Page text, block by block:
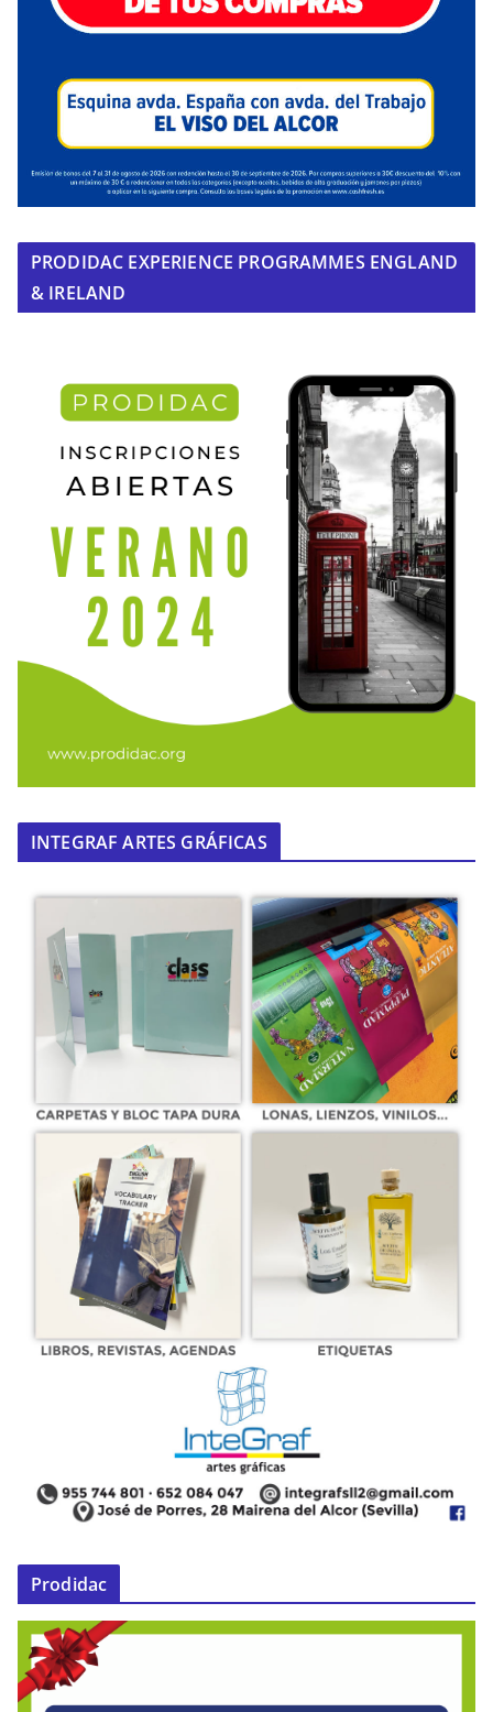
PRODIDAC EXPERIENCE PROGRAMMES ENGLAND
& IRELAND
INTEGRAF ARTES GRÁFICAS
Prodidac